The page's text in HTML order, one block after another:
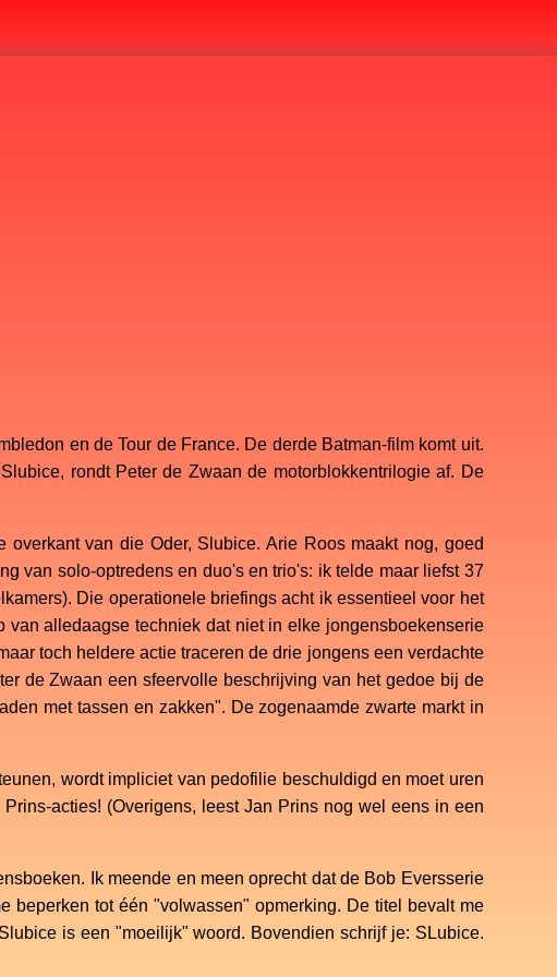
en de Tour de France. De derde Batman-film komt uit.
rondt Peter de Zwaan de motorblokkentrilogie af. De
van die Oder, Slubice. Arie Roos maakt nog, goed
van solo-optredens en duo's en trio's: ik telde maar liefst 37
Die operationele briefings acht ik essentieel voor het
alledaagse techniek dat niet in elke jongensboekenserie
toch heldere actie traceren de drie jongens een verdachte
de Zwaan een sfeervolle beschrijving van het gedoe bij de
met tassen en zakken". De zogenaamde zwarte markt in
wordt impliciet van pedofilie beschuldigd en moet uren
acties! (Overigens, leest Jan Prins nog wel eens in een
Ik meende en meen oprecht dat de Bob Eversserie
beperken tot één "volwassen" opmerking. De titel bevalt me
is een "moeilijk" woord. Bovendien schrijf je: SLubice.